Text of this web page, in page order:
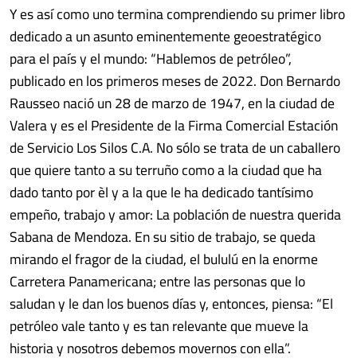
Y es así como uno termina comprendiendo su primer libro
dedicado a un asunto eminentemente geoestratégico
para el país y el mundo: “Hablemos de petróleo”,
publicado en los primeros meses de 2022. Don Bernardo
Rausseo nació un 28 de marzo de 1947, en la ciudad de
Valera y es el Presidente de la Firma Comercial Estación
de Servicio Los Silos C.A. No sólo se trata de un caballero
que quiere tanto a su terruño como a la ciudad que ha
dado tanto por èl y a la que le ha dedicado tantísimo
empeño, trabajo y amor: La población de nuestra querida
Sabana de Mendoza. En su sitio de trabajo, se queda
mirando el fragor de la ciudad, el bululú en la enorme
Carretera Panamericana; entre las personas que lo
saludan y le dan los buenos días y, entonces, piensa: “El
petróleo vale tanto y es tan relevante que mueve la
historia y nosotros debemos movernos con ella”.